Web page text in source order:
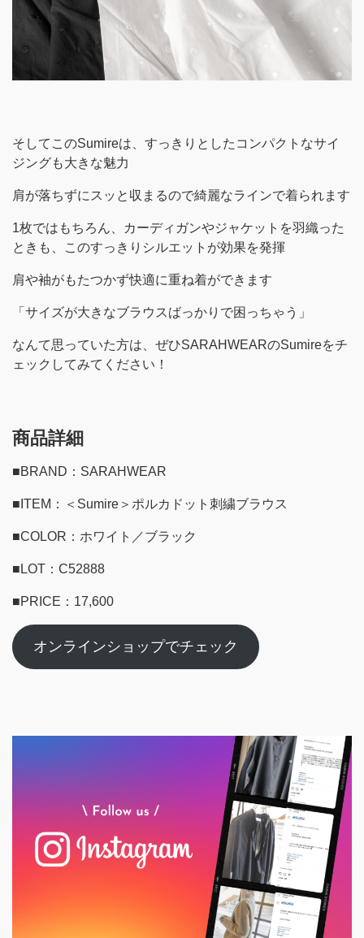
そしてこのSumireは、すっきりとしたコンパクトなサイ
ジングも大きな魅力
肩が落ちずにスッと収まるので綺麗なラインで着られます
1枚ではもちろん、カーディガンやジャケットを羽織った
ときも、このすっきりシルエットが効果を発揮
肩や袖がもたつかず快適に重ね着ができます
「サイズが大きなブラウスばっかりで困っちゃう」
なんて思っていた方は、ぜひSARAHWEARのSumireをチ
ェックしてみてください！
商品詳細
■BRAND：SARAHWEAR
■ITEM：＜Sumire＞ポルカドット刺繍ブラウス
■COLOR：ホワイト／ブラック
■LOT：C52888
■PRICE：17,600
オンラインショップでチェック